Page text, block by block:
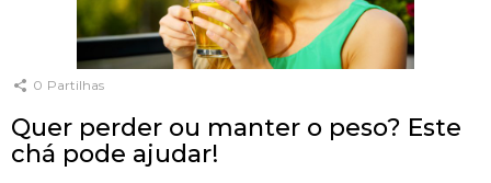
0 Partilhas
Quer perder ou manter o peso? Este
chá pode ajudar!